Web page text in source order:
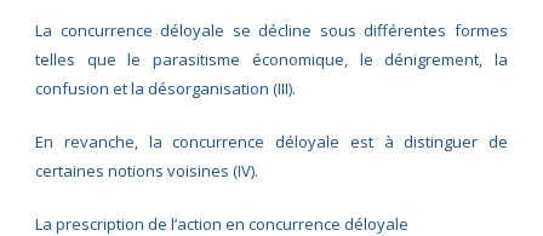
La concurrence déloyale se décline sous différentes formes
telles que le parasitisme économique, le dénigrement, la
confusion et la désorganisation (III).
En revanche, la concurrence déloyale est à distinguer de
certaines notions voisines (IV).
La prescription de l’action en concurrence déloyale